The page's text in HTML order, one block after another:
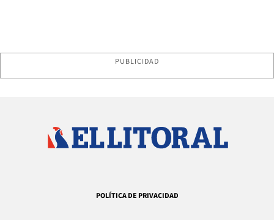
PUBLICIDAD
POLÍTICA DE PRIVACIDAD